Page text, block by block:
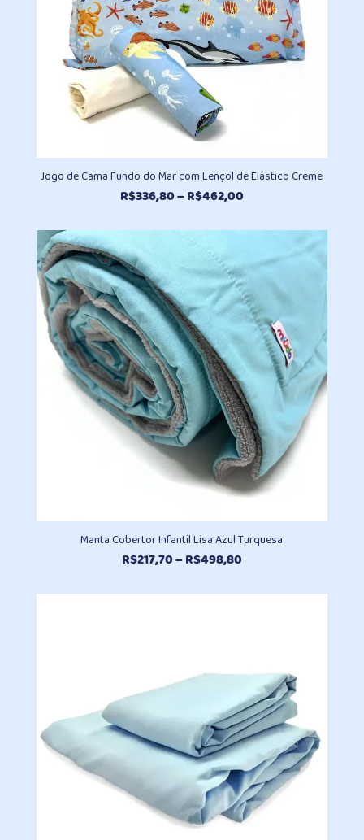
Jogo de Cama Fundo do Mar com Lençol de Elástico Creme
R$336,80–R$462,00Faixa
preço:
através
R$462,00
Manta Cobertor Infantil Lisa Azul Turquesa
R$217,70–R$498,80Faixa
preço: